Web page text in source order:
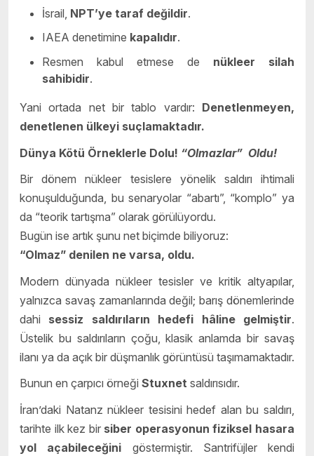
İsrail, NPT’ye taraf değildir.
IAEA denetimine kapalıdır.
Resmen kabul etmese de nükleer silah
sahibidir.
Yani ortada net bir tablo vardır: Denetlenmeyen,
denetlenen ülkeyi suçlamaktadır.
Dünya Kötü Örneklerle Dolu! “Olmazlar” Oldu!
Bir dönem nükleer tesislere yönelik saldırı ihtimali
konuşulduğunda, bu senaryolar “abartı”, “komplo” ya
da “teorik tartışma” olarak görülüyordu.
Bugün ise artık şunu net biçimde biliyoruz:
“Olmaz” denilen ne varsa, oldu.
Modern dünyada nükleer tesisler ve kritik altyapılar,
yalnızca savaş zamanlarında değil; barış dönemlerinde
dahi sessiz saldırıların hedefi hâline gelmiştir.
Üstelik bu saldırıların çoğu, klasik anlamda bir savaş
ilanı ya da açık bir düşmanlık görüntüsü taşımamaktadır.
Bunun en çarpıcı örneği Stuxnet saldırısıdır.
İran’daki Natanz nükleer tesisini hedef alan bu saldırı,
tarihte ilk kez bir siber operasyonun fiziksel hasara
yol açabileceğini göstermiştir. Santrifüjler kendi